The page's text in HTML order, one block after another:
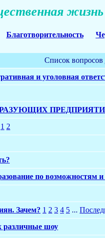
Благотворительность
Список
и уголовная
1 2
по возможностям и
Зачем? 1 2 3 4 5 ...
различные шоу